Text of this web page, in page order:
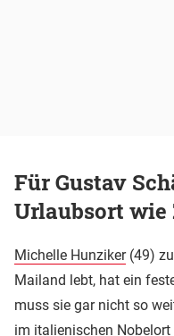
Für Gustav
Urlaubsort wie
Michelle Hunziker(49)
Mailand lebt, hat ein
muss sie gar nicht so
im italienischen